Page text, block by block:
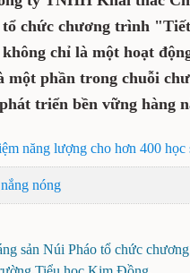
tổ chức chương trình
chỉ là một hoạt
một phần trong chuỗi
triển bền vững hàng
năng lượng cho hơn 400 học
nóng
sản Núi Pháo tổ chức